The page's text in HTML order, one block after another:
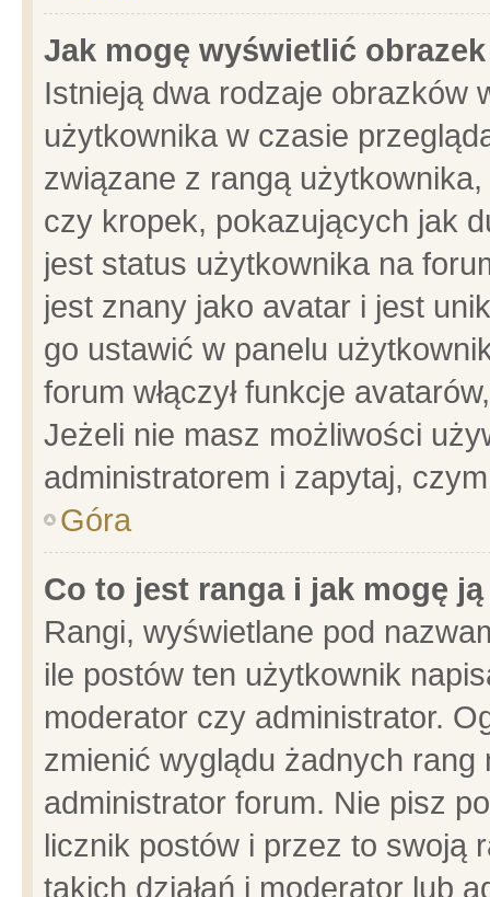
Jak mogę wyświetlić
Istnieją dwa rodzaje obrazków
użytkownika w czasie
związane z rangą
czy kropek, pokazujących jak
jest status użytkownika na
jest znany jako avatar i jest
go ustawić w panelu
forum włączył funkcje
Jeżeli nie masz możliwości
administratorem i zapytaj,
Góra
Co to jest ranga i jak mogę
Rangi, wyświetlane pod
ile postów ten użytkownik
moderator czy administrator.
zmienić wyglądu żadnych
administrator forum. Nie pisz
licznik postów i przez to swoją
takich działań i moderator lub